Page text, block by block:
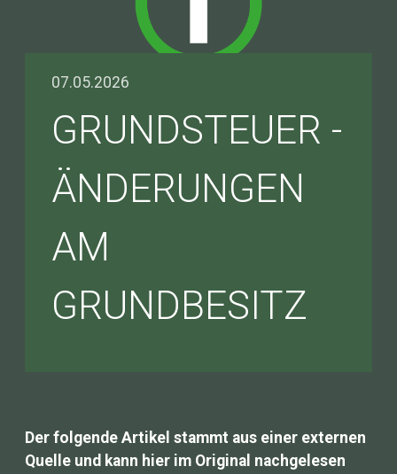
07.05.2026
GRUNDSTEUER -
ÄNDERUNGEN
AM
GRUNDBESITZ
Der folgende Artikel stammt aus einer externen
Quelle und kann hier im Original nachgelesen